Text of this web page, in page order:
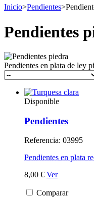
Inicio>Pendientes>
Pendientes
Pendientes en plata de ley
Disponible
Pendientes
Referencia: 03995
Pendientes en plata
8,00 € Ver
Comparar